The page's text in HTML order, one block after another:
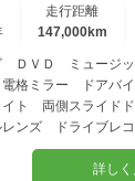
走行距離
147,000km
ＤＶＤ ミュージ
格ミラー ドアバ
ト 両側スライド
レンズ ドライブレ
詳しく